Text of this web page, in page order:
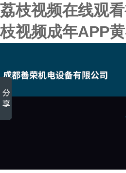
荔枝视频在线观
枝视频成年APP